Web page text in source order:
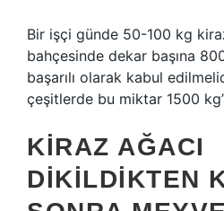
Bir işçi günde 50-100 kg
bahçesinde dekar başına
başarılı olarak kabul
çeşitlerde bu miktar 1500
KIRAZ AĞACI
DIKILDIKTEN